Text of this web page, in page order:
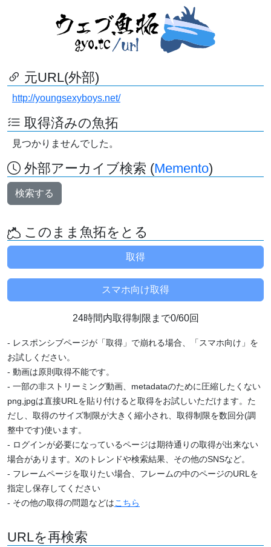
元URL(外部)
http://youngsexyboys.net/
取得済みの魚拓
見つかりませんでした。
外部アーカイブ検索 (Memento)
検索する
このまま魚拓をとる
24時間内取得制限まで0/60回
- レスポンシブページが「取得」で崩れる場合、「スマホ向け」を
お試しください。
- 動画は原則取得不能です。
- 一部の非ストリーミング動画、metadataのために圧縮したくない
png,jpgは直接URLを貼り付けると取得をお試しいただけます。た
だし、取得のサイズ制限が大きく縮小され、取得制限を数回分(調
整中です)使います。
- ログインが必要になっているページは期待通りの取得が出来ない
場合があります。Xのトレンドや検索結果、その他のSNSなど。
- フレームページを取りたい場合、フレームの中のページのURLを
指定し保存してください
- その他の取得の問題などはこちら
URLを再検索